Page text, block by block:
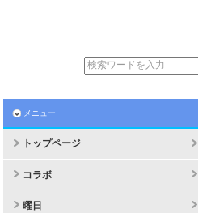
メニュー
トップページ
コラボ
曜日